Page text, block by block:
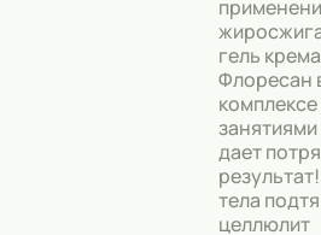
гель
Флоресан
комплексе
дает
тела
целлюлит